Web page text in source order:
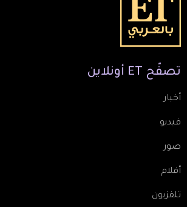
تصفّح ET أونلاين
أخبار
فيديو
صور
أفلام
تلفزيون